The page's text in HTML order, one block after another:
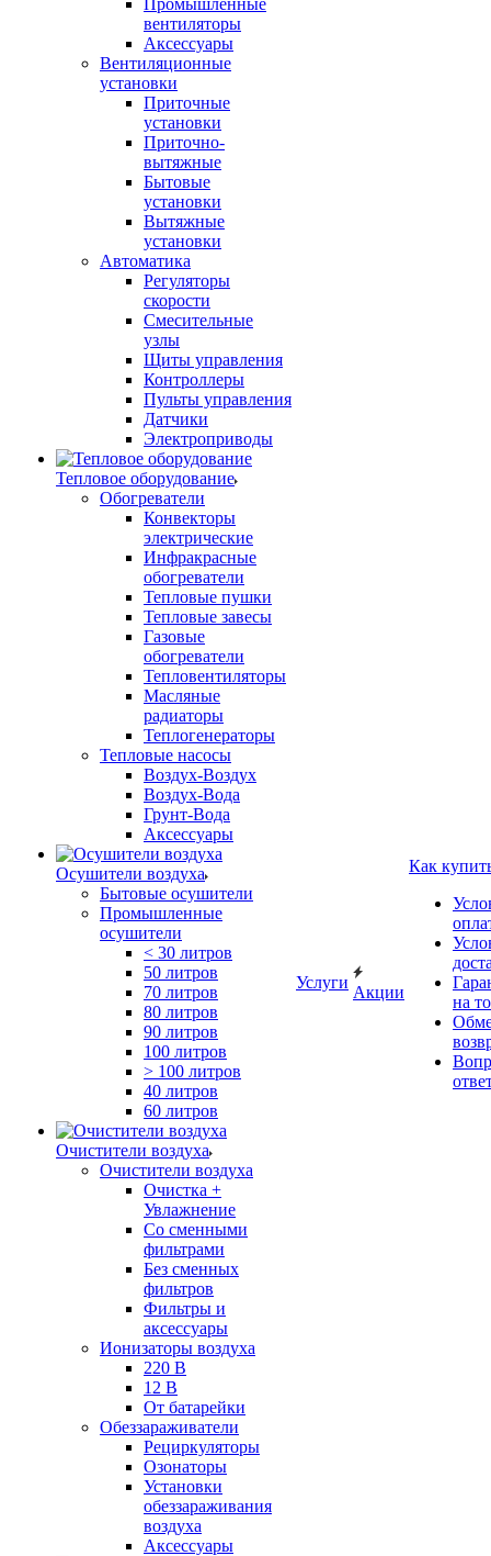
Промышленные
вентиляторы
Аксессуары
Вентиляционные
установки
Приточные
установки
Приточно-
вытяжные
Бытовые
установки
Вытяжные
установки
Автоматика
Регуляторы
скорости
Смесительные
узлы
Щиты управления
Контроллеры
Пульты управления
Датчики
Электроприводы
Тепловое оборудование
Обогреватели
Конвекторы
электрические
Инфракрасные
обогреватели
Тепловые пушки
Тепловые завесы
Газовые
обогреватели
Тепловентиляторы
Масляные
радиаторы
Теплогенераторы
Тепловые насосы
Воздух-Воздух
Воздух-Вода
Грунт-Вода
Аксессуары
Осушители воздуха
Бытовые осушители
Промышленные
осушители
< 30 литров
50 литров
70 литров
80 литров
90 литров
100 литров
> 100 литров
40 литров
60 литров
Очистители воздуха
Очистители воздуха
Очистка +
Увлажнение
Cо сменными
фильтрами
Без сменных
фильтров
Фильтры и
аксессуары
Ионизаторы воздуха
220 В
12 В
От батарейки
Обеззараживатели
Рециркуляторы
Озонаторы
Установки
обеззараживания
воздуха
Аксессуары
Услуги
Акции
Как
на